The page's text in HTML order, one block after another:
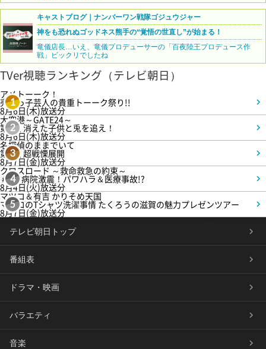
キャストブログ｜ナンバーワン戦隊ゴジュウジャー
神をも恐れぬゴッドネス熊手の“覚悟の世直し”が始まる！
竜儀店長…いえ、竜儀プロデューサーの「百夜陸王プロデュース作
戦」ビックリでしたね
TVer視聴ランキング（テレビ朝日）
1
アメトーーク！
売れっ子芸人の貴重トーーク祭り!!
8月6日(木)放送分
2
大空港～GATE24～
第3話 消えた子供と兎を追え！
8月6日(木)放送分
3
名探偵のままでいて
第4話 超戦慄展開
8月7日(金)放送分
4
クロスロード ～救命救急の約束～
＃5 病院激震！パワハラ＆医療事故!?
8月4日(火)放送分
5
マツコ＆有吉 かりそめ天国
マツコのTシャツ洗濯事情 たくろうの滋賀の魅力プレゼンツアー
8月7日(金)放送分
テレビ朝日トップ
番組表
ドラマ・映画
バラエティ
音楽